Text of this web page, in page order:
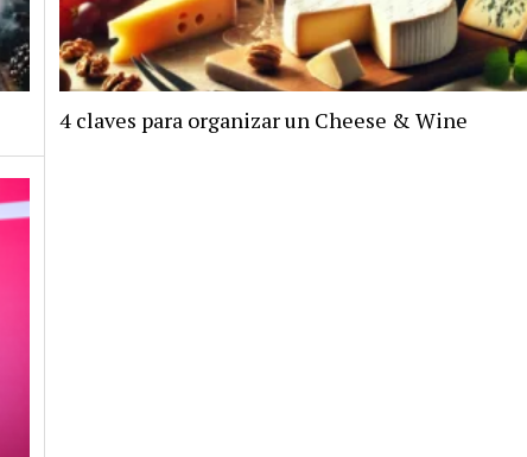
4 claves para organizar un Cheese & Wine